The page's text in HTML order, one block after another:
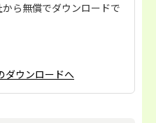
ら無償でダウンロードで
ダウンロードへ